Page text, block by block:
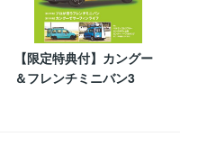
【限定特典付】カングー
＆フレンチミニバン3